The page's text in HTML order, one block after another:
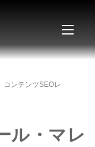
コンテンツSEOレ
ル・マレ